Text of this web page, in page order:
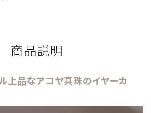
商品説明
上品なアコヤ真珠のイヤーカ